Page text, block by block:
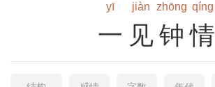
yī jiàn zhōng qíng
一见钟情